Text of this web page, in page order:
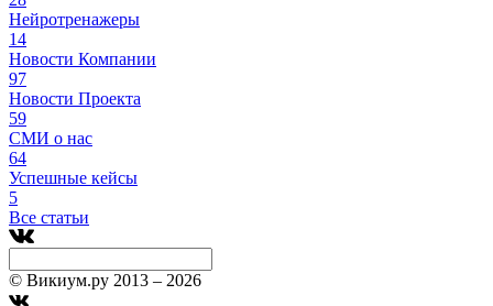
Нейротренажеры
14
Новости Компании
97
Новости Проекта
59
СМИ о нас
64
Успешные кейсы
5
Все статьи
© Викиум.ру 2013 – 2026